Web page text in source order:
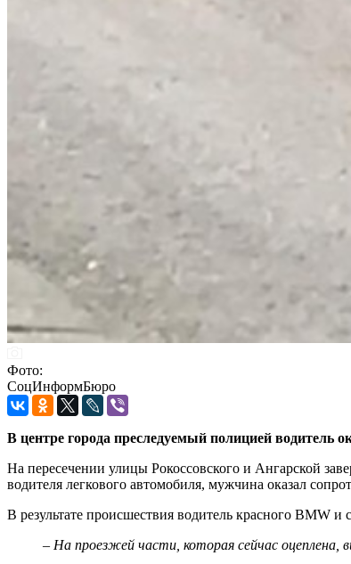
Фото:
СоцИнформБюро
В центре города преследуемый полицией водитель
На пересечении улицы Рокоссовского и Ангарской
водителя легкового автомобиля, мужчина оказал
В результате происшествия водитель красного BMW
– На проезжей части, которая сейчас